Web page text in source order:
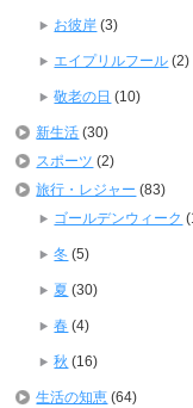
お彼岸 (3)
エイプリルフール (2)
敬老の日 (10)
新生活 (30)
スポーツ (2)
旅行・レジャー (83)
ゴールデンウィーク
冬 (5)
夏 (30)
春 (4)
秋 (16)
生活の知恵 (64)